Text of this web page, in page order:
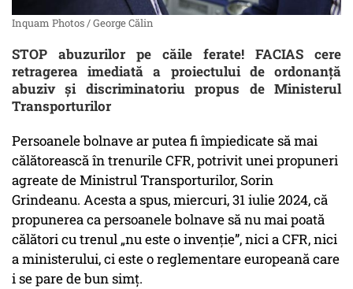
Inquam Photos / George Călin
STOP abuzurilor pe căile ferate! FACIAS cere
retragerea imediată a proiectului de ordonanță
abuziv și discriminatoriu propus de Ministerul
Transporturilor
Persoanele bolnave ar putea fi împiedicate să mai
călătorească în trenurile CFR, potrivit unei propuneri
agreate de Ministrul Transporturilor, Sorin
Grindeanu. Acesta a spus, miercuri, 31 iulie 2024, că
propunerea ca persoanele bolnave să nu mai poată
călători cu trenul „nu este o invenţie”, nici a CFR, nici
a ministerului, ci este o reglementare europeană care
i se pare de bun simţ.